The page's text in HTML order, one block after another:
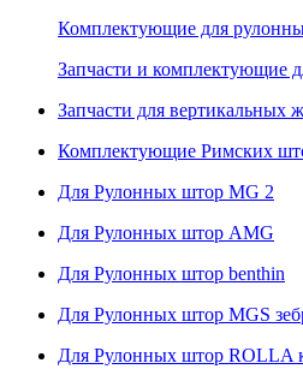
Комплектующие для
Запчасти и комплектующие
Запчасти для вертикальных
Комплектующие Римских
Для Рулонных штор MG 2
Для Рулонных штор AMG
Для Рулонных штор benthin
Для Рулонных штор MGS
Для Рулонных штор ROLLA